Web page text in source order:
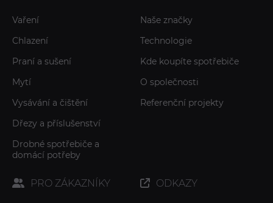
Vaření
Chlazení
Praní a sušení
Mytí
Vysávání a čištění
Dřezy a příslušenství
Drobné spotřebiče a
domácí potřeby
Naše značky
Technologie
Kde koupíte spotřebiče
O společnosti
Referenční projekty
PRO ZÁKAZNÍKY ODKAZY